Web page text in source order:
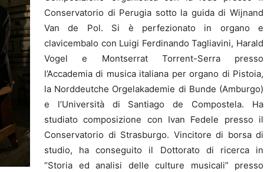
Conservatorio di Perugia sotto la guida di Wijnand
Van de Pol. Si è perfezionato in organo e
clavicembalo con Luigi Ferdinando Tagliavini, Harald
Vogel e Montserrat Torrent-Serra presso
l’Accademia di musica italiana per organo di Pistoia,
la Norddeutche Orgelakademie di Bunde (Amburgo)
e l’Università di Santiago de Compostela. Ha
studiato composizione con Ivan Fedele presso il
Conservatorio di Strasburgo. Vincitore di borsa di
studio, ha conseguito il Dottorato di ricerca in
“Storia ed analisi delle culture musicali” presso